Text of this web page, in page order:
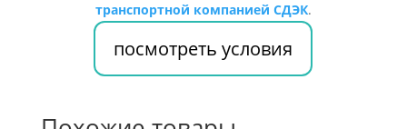
транспортной компанией СДЭК.
посмотреть условия